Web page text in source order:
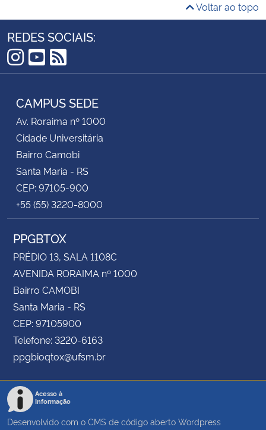
Voltar ao topo
REDES SOCIAIS:
Instagram
YouTube
RSS
CAMPUS SEDE
Av. Roraima nº 1000
Cidade Universitária
Bairro Camobi
Santa Maria - RS
CEP: 97105-900
+55 (55) 3220-8000
PPGBTOX
PRÉDIO 13, SALA 1108C
AVENIDA RORAIMA nº 1000
Bairro CAMOBI
Santa Maria - RS
CEP: 97105900
Telefone: 3220-6163
ppgbioqtox@ufsm.br
Acesso à
Informação
Desenvolvido com o CMS de código aberto Wordpress